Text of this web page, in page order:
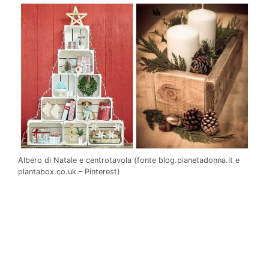
Albero di Natale e centrotavola (fonte blog.pianetadonna.it e
plantabox.co.uk – Pinterest)